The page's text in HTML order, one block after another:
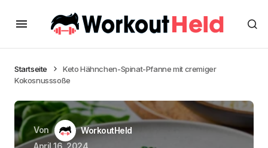
Startseite
Keto Hähnchen-Spinat-Pfanne mit cremiger
Kokosnusssoße
Von
WorkoutHeld
April 16, 2024